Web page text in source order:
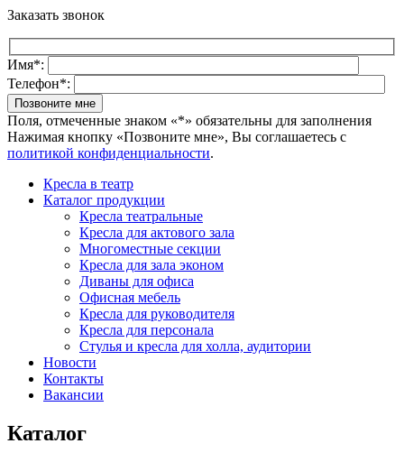
Заказать звонок
Имя*:
Телефон*:
Поля, отмеченные знаком «*» обязательны для заполнения
Нажимая кнопку «Позвоните мне», Вы соглашаетесь с
политикой конфиденциальности.
Кресла в театр
Каталог продукции
Кресла театральные
Кресла для актового зала
Многоместные секции
Кресла для зала эконом
Диваны для офиса
Офисная мебель
Кресла для руководителя
Кресла для персонала
Стулья и кресла для холла, аудитории
Новости
Контакты
Вакансии
Каталог